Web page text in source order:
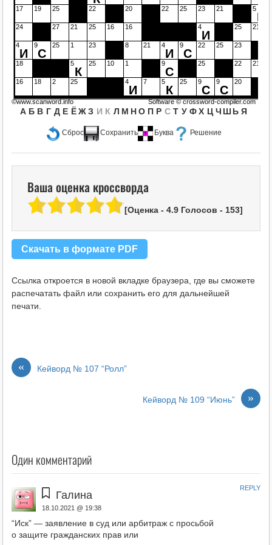
Сброс Сохранить Буква Решение
17 19 25 22 20 22 25 23 21 5
К
24 27 21 25 16 16 4
И
25 21
4
И
9
С
25 1 23 8 21 4
И
9
С
22 25 23
18 5
К
25 10 1 9
С
25 22 21
16 18 2 25 4
И
7 5
К
25 9
С
9
С
20
А Б В Г Д Е Ё Ж З И К Л М Н О П Р С Т У Ф Х Ц Ч ШЬ Я
©www.scanword.info Software ©crossword-compiler.com
Ваша оценка кроссворда
[Оценка - 4.9Голосов - 153]
Скачать в формате PDF
Ссылка откроется в новой вкладке браузера, где вы сможете
распечатать файл или сохранить его для дальнейшей
печати.
« Кейворд № 107 “Ролл”
»
Кейворд № 109 “Июнь”
Один комментарий
Галина
18.10.2021 @ 19:38
“Иск” — заявление в суд или арбитраж с просьбой
о защите гражданских прав или
REPLY